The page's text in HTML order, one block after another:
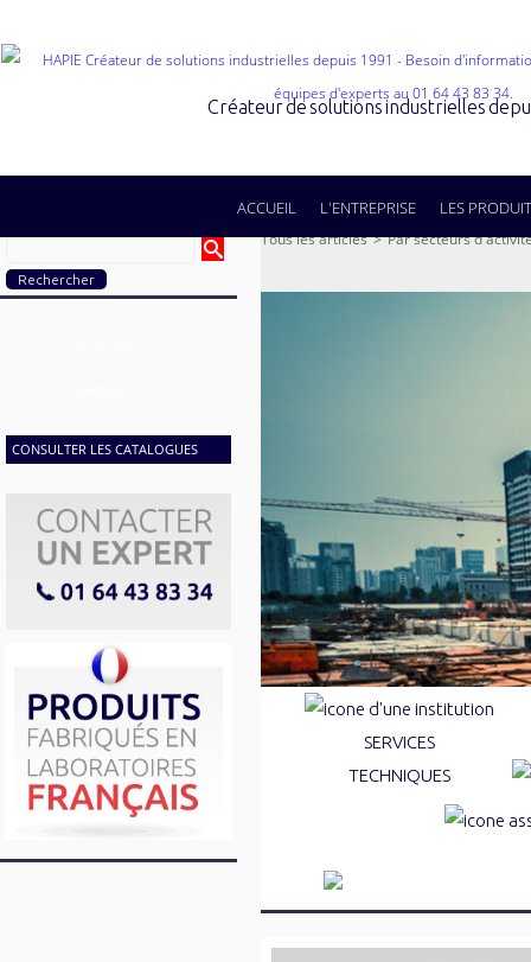
Créateur de solutions industrielles
ACCUEIL L'ENTREPRISE LES
CONSULTER LES CATALOGUES
Tous les articles > Par secteurs
SERVICES
TECHNIQUES
Traitements des pieds
Résines & mortiers de